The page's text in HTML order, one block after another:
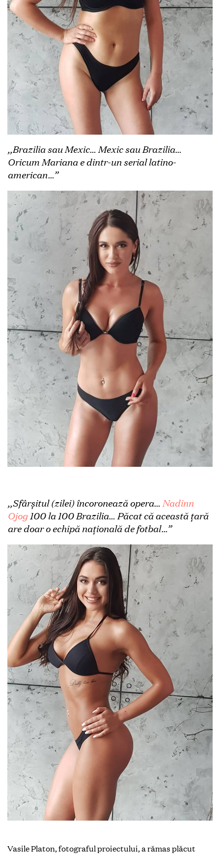
,,Brazilia sau Mexic… Mexic sau Brazilia…
Oricum Mariana e dintr-un serial latino-
american…”
,,Sfârșitul (zilei) încoronează opera…Nadinn
Ojog100 la 100 Brazilia… Păcat că această țară
are doar o echipă națională de fotbal…”
Vasile Platon, fotograful proiectului, a rămas plăcut